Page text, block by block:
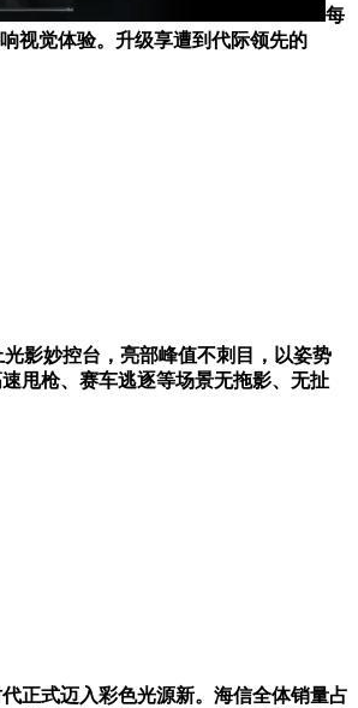
每
视觉体验。升级享遭到代际领先的
光影妙控台，亮部峰值不刺目，以姿势
甩枪、赛车逃逐等场景无拖影、无扯
正式迈入彩色光源新。海信全体销量占